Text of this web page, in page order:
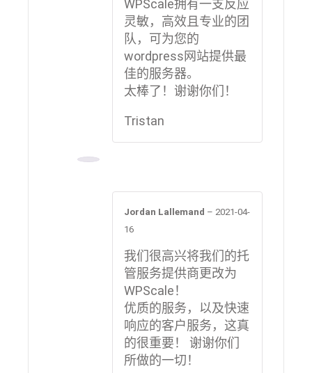
WPScale拥有一支反应
灵敏，高效且专业的团
队，可为您的
wordpress网站提供最
佳的服务器。
太棒了！谢谢你们！
Tristan
Jordan Lallemand – 2021-04-
16
我们很高兴将我们的托
管服务提供商更改为
WPScale！
优质的服务，以及快速
响应的客户服务，这真
的很重要！ 谢谢你们
所做的一切！